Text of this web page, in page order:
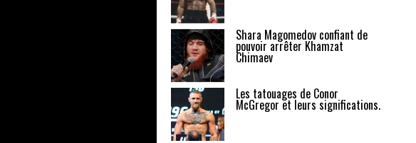
Shara Magomedov confiant de
pouvoir arrêter Khamzat
Chimaev
Les tatouages de Conor
McGregor et leurs significations.